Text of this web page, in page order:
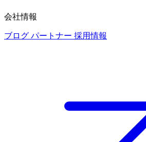
会社情報
ブログ パートナー 採用情報